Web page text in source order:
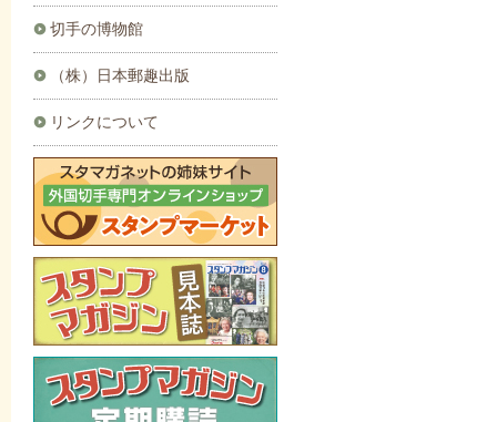
切手の博物館
（株）日本郵趣出版
リンクについて